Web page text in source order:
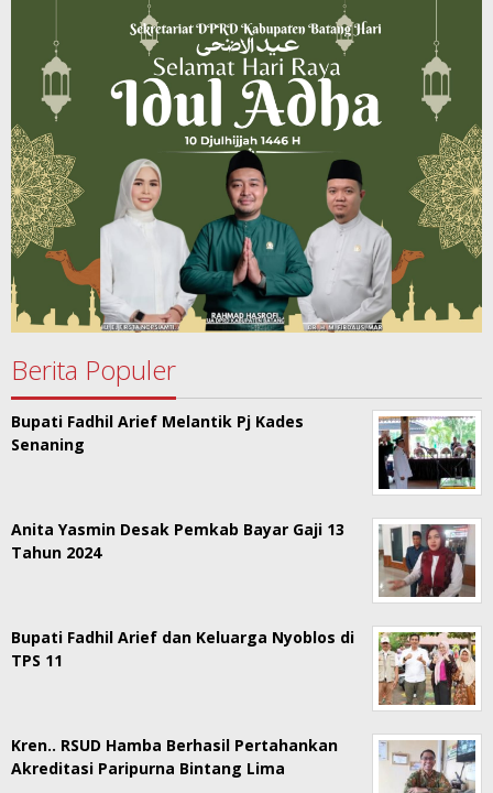
Berita Populer
Bupati Fadhil Arief Melantik Pj Kades
Senaning
Anita Yasmin Desak Pemkab Bayar Gaji 13
Tahun 2024
Bupati Fadhil Arief dan Keluarga Nyoblos di
TPS 11
Kren.. RSUD Hamba Berhasil Pertahankan
Akreditasi Paripurna Bintang Lima